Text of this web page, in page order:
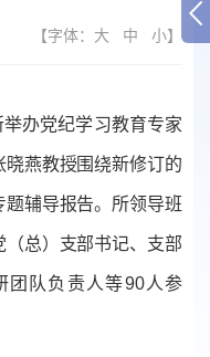
【字体： 大 中 小】
办党纪学习教育专家
燕教授围绕新修订的
题辅导报告。所领导班
总）支部书记、支部
团队负责人等90人参